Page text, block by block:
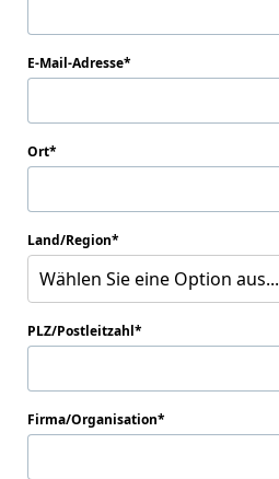
E-Mail-Adresse
Ort
Land/Region
Wählen Sie eine Option aus...
PLZ/Postleitzahl
Firma/Organisation